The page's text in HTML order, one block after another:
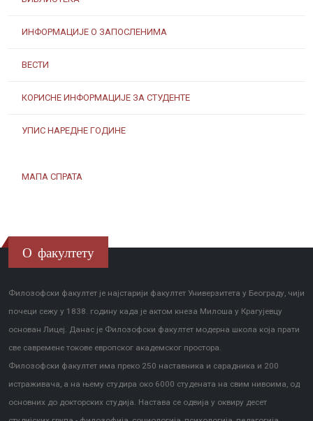
ИНФОРМАЦИЈЕ О ЗАПОСЛЕНИМА
ВЕСТИ
КОРИСНЕ ИНФОРМАЦИЈЕ ЗА СТУДЕНТЕ
УПИС НАРЕДНЕ ГОДИНЕ
МАПА СПРАТА
О факултету
Филозофски факултет је најстарији факултет Универзитета у Београду, чији
почеци сежу у 1838. годину када је актом кнеза Милоша у Крагујевцу
основан Лицеј. Данас је Филозофски факултет модерна школа која прати
све савремене токове европског академског простора.
Филозофски факултет има преко 250 наставника и сарадника и 200
истраживача, а на њему студира око 6000 студената на свим нивоима, од
основних до докторских студија. Настава се одвија у оквиру десет